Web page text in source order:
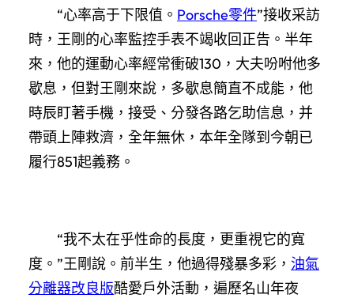
“心率高于下限值。 Porsche零件”接收采訪
時，王剛的心率監控手表不竭收回正告。半年
來，他的運動心率經常衝破130，大夫吩咐他多
歇息，但對王剛來說，多歇息簡直不成能，他
時辰盯著手機，接受、分發各路乞助信息，并
帶頭上陣救濟，全年無休，本年全隊到今朝已
履行851起義務。
“我不太在乎性命的長度，更重視它的寬
度。”王剛說。前半生，他過得殘暴多彩， 油氣
分離器改良版酷愛戶外活動，遍歷名山年夜